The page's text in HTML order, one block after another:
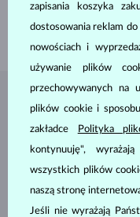
WYSOKOŚĆ
WAGA 1.2
zapisania koszyka
dostosowania reklam
nowościach i
używanie plików
przechowywanych na
plików cookie i
zakładce
Polityka
kontynuuję",
wszystkich plików
naszą stronę
Jeśli nie wyrażają